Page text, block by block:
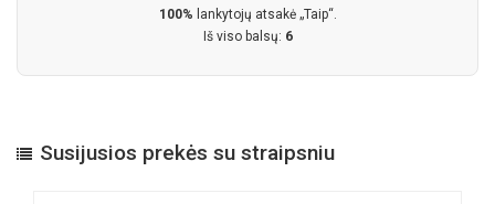
100% lankytojų atsakė „Taip“.
Iš viso balsų: 6
Susijusios prekės su straipsniu